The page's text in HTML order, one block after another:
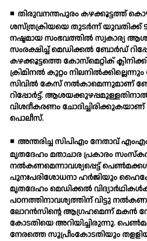
◾ തിരുവനന്തപുരം കഴക്കൂട്ടത്ത്
ശസ്ത്രക്രിയയെ തുടര്‍ന്ന് യുവതിക്ക്
നഷ്ടമായ സംഭവത്തില്‍ സ്വകാര്യ
സംരക്ഷിച്ച് മെഡിക്കല്‍ ബോര്‍ഡ്
കഴക്കൂട്ടത്തെ കോസ്മെറ്റിക്
ക്രിമിനല്‍ കുറ്റം
സിവില്‍ കേസ് നല്‍കാമെന്നുമാണ്
റിപ്പോര്‍ട്ട്.
വിശദീകരണം ചോദിച്ചിരിക്കുകയാണ്
പൊലീസ്.
◾ അന്തരിച്ച സിപിഎം നേതാവ്
മൃതദേഹം മതാചാര പ്രകാരം
നല്‍കണമെന്നാവശ്യപ്പെട്ട്
പുനഃപരിശോധനാ ഹര്‍ജിയും
മൃതദേഹം മെഡിക്കല്‍
പഠനത്തിനാവശ്യത്തിന് വിട്ടു
ലോറന്‍സിന്റെ ആഗ്രഹമെന്ന് മകന്‍
കോടതിയെ അറിയിച്ചിരുന്നു.
നേരത്തെ സുപ്രീംകോടതിയും